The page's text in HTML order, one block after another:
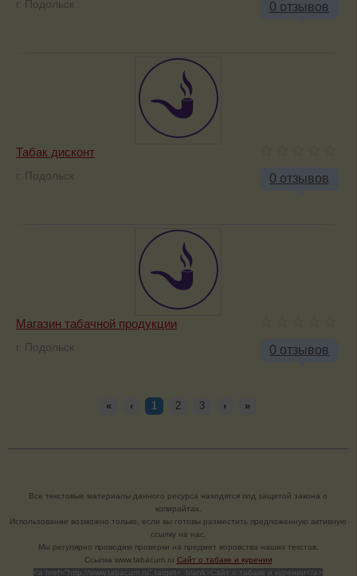
0 отзывов
г. Подольск
0 отзывов
Табак дисконт
г. Подольск
0 отзывов
Магазин табачной продукции
г. Подольск
« ‹ 1 2 3 › »
Все текстовые материалы данного ресурса находятся под защитой закона о
копирайтах.
Использование возможно только, если вы готовы разместить предложенную активную
ссылку на нас.
Мы регулярно проводим проверки на предмет воровства наших текстов.
Cсылка www.tabacum.ru Сайт о табаке и курении
<a href="http://www.tabacum.ru" target=_blank>Сайт о табаке и курении</a>